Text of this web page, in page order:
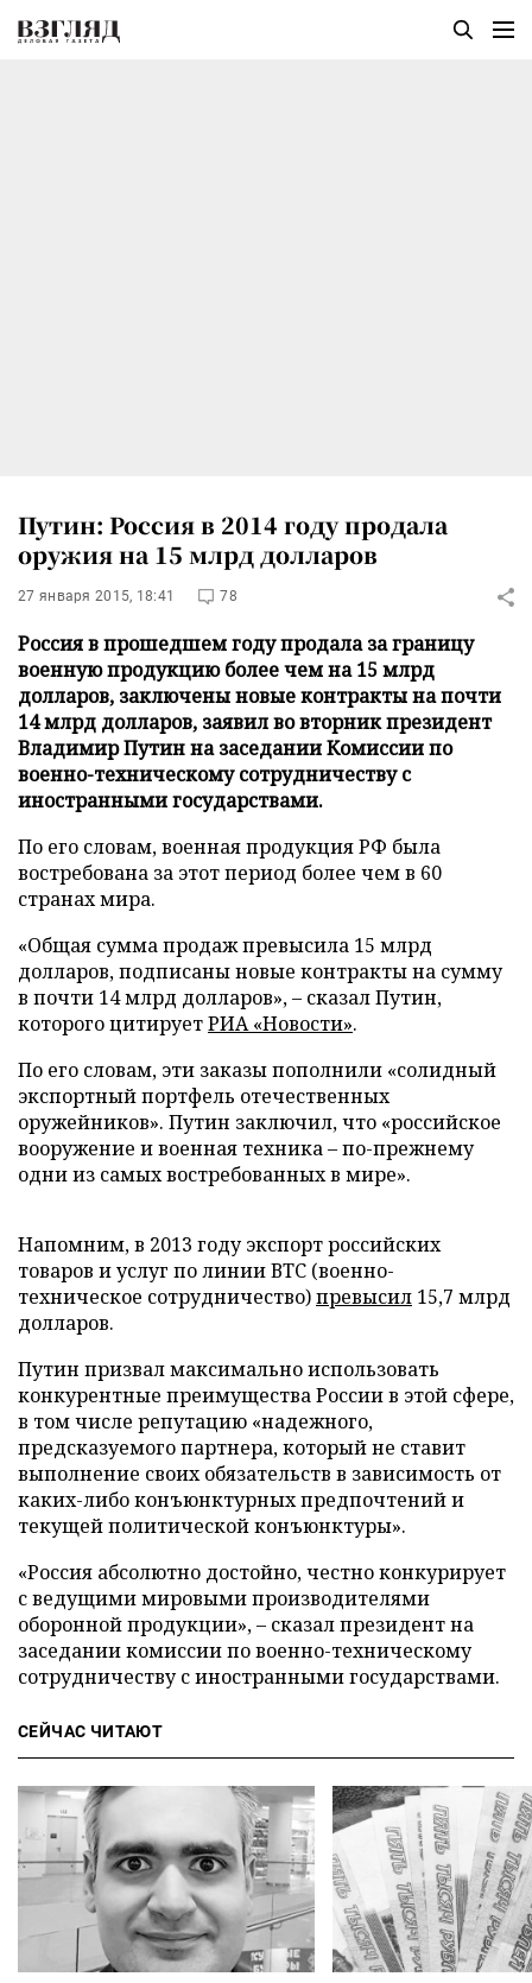
Путин: Россия в 2014 году продала
оружия на 15 млрд долларов
27 января 2015, 18:41 78
Россия в прошедшем году продала за границу
военную продукцию более чем на 15 млрд
долларов, заключены новые контракты на почти
14 млрд долларов, заявил во вторник президент
Владимир Путин на заседании Комиссии по
военно-техническому сотрудничеству с
иностранными государствами.
По его словам, военная продукция РФ была
востребована за этот период более чем в 60
странах мира.
«Общая сумма продаж превысила 15 млрд
долларов, подписаны новые контракты на сумму
в почти 14 млрд долларов», – сказал Путин,
которого цитируетРИА «Новости».
По его словам, эти заказы пополнили «солидный
экспортный портфель отечественных
оружейников». Путин заключил, что «российское
вооружение и военная техника – по-прежнему
одни из самых востребованных в мире».
Напомним, в 2013 году экспорт российских
товаров и услуг по линии ВТС (военно-
техническое сотрудничество)превысил 15,7 млрд
долларов.
Путин призвал максимально использовать
конкурентные преимущества России в этой сфере,
в том числе репутацию «надежного,
предсказуемого партнера, который не ставит
выполнение своих обязательств в зависимость от
каких-либо конъюнктурных предпочтений и
текущей политической конъюнктуры».
«Россия абсолютно достойно, честно конкурирует
с ведущими мировыми производителями
оборонной продукции», – сказал президент на
заседании комиссии по военно-техническому
сотрудничеству с иностранными государствами.
СЕЙЧАС ЧИТАЮТ